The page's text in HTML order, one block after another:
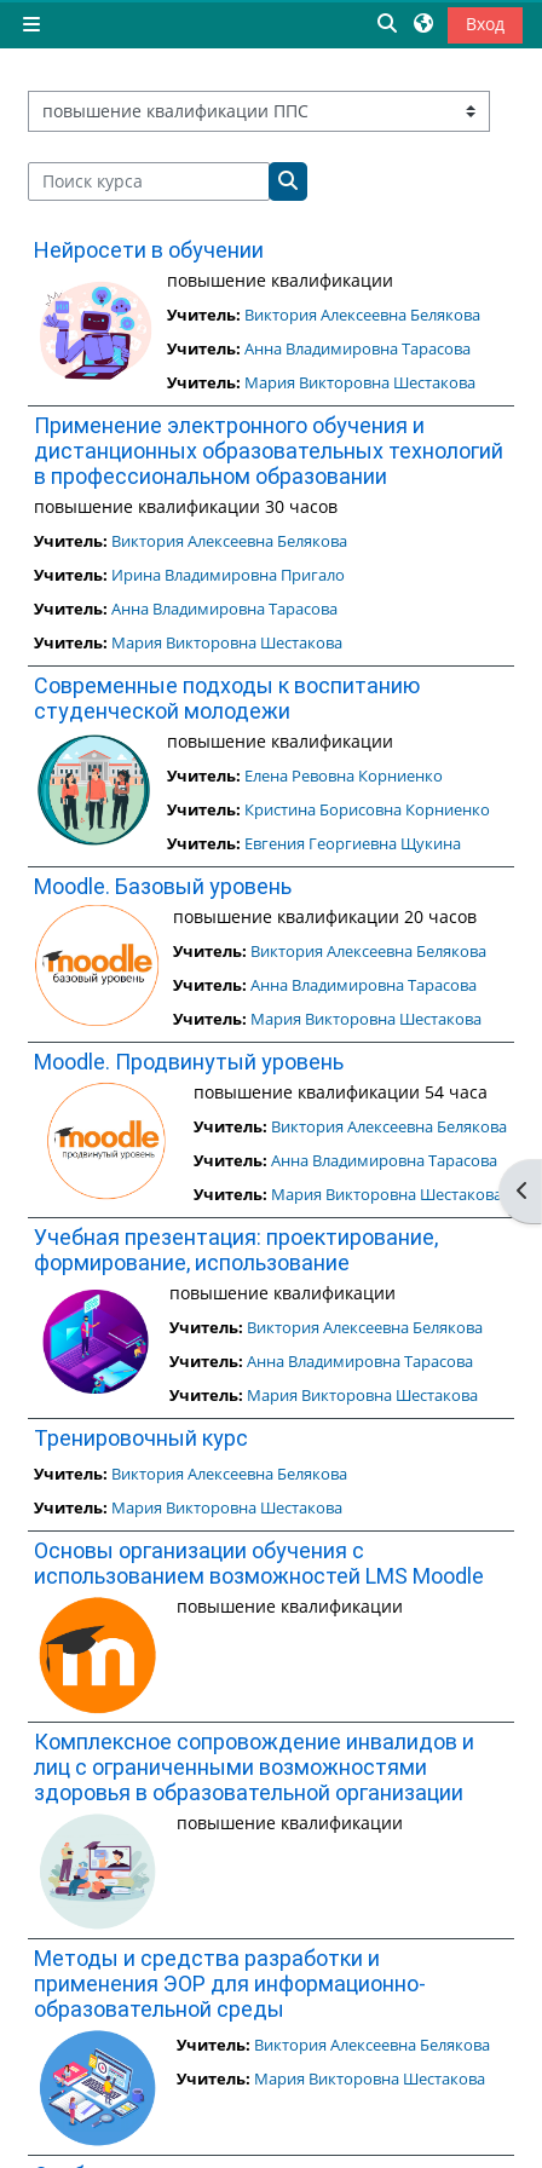
Перейти к основному содержанию
Боковая панель
Изменить
Вход
Категории курсов
Поиск курса
Поиск курса
Нейросети в обучении
повышение квалификации
Учитель: Виктория Алексеевна Белякова
Учитель: Анна Владимировна Тарасова
Учитель: Мария Викторовна Шестакова
Применение электронного обучения и
дистанционных образовательных технологий
в профессиональном образовании
повышение квалификации 30 часов
Учитель: Виктория Алексеевна Белякова
Учитель: Ирина Владимировна Пригало
Учитель: Анна Владимировна Тарасова
Учитель: Мария Викторовна Шестакова
Современные подходы к воспитанию
студенческой молодежи
повышение квалификации
Учитель: Елена Ревовна Корниенко
Учитель: Кристина Борисовна Корниенко
Учитель: Евгения Георгиевна Щукина
Moodle. Базовый уровень
повышение квалификации 20 часов
Учитель: Виктория Алексеевна Белякова
Учитель: Анна Владимировна Тарасова
Учитель: Мария Викторовна Шестакова
Moodle. Продвинутый уровень
повышение квалификации 54 часа
Учитель: Виктория Алексеевна Белякова
Учитель:Анна Владимировна Тарасова
Учитель: Мария Викторовна Шестакова
Учебная презентация: проектирование,
формирование, использование
повышение квалификации
Учитель: Виктория Алексеевна Белякова
Учитель: Анна Владимировна Тарасова
Учитель: Мария Викторовна Шестакова
Тренировочный курс
Учитель: Виктория Алексеевна Белякова
Учитель: Мария Викторовна Шестакова
Основы организации обучения с
использованием возможностей LMS Moodle
повышение квалификации
Комплексное сопровождение инвалидов и
лиц с ограниченными возможностями
здоровья в образовательной организации
повышение квалификации
Методы и средства разработки и
применения ЭОР для информационно-
образовательной среды
Учитель: Виктория Алексеевна Белякова
Учитель: Мария Викторовна Шестакова